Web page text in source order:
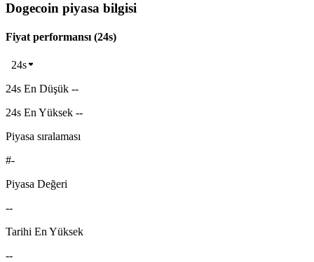
Dogecoin piyasa bilgisi
Fiyat performansı (24s)
24s
24s En Düşük --
24s En Yüksek --
Piyasa sıralaması
#-
Piyasa Değeri
--
Tarihi En Yüksek
--